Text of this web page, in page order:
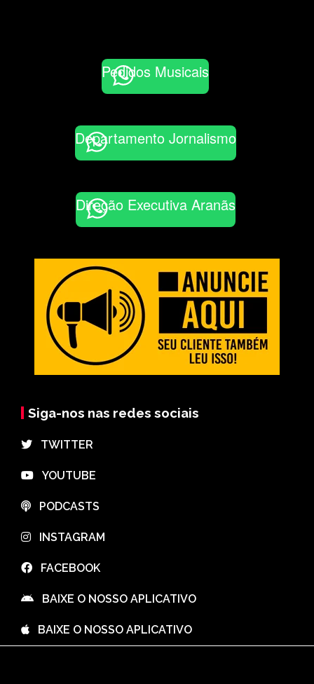
Pedidos Musicais
Departamento Jornalismo
Direção Executiva Aranãs
Siga-nos nas redes sociais
⠀TWITTER
⠀YOUTUBE
⠀PODCASTS
⠀INSTAGRAM
⠀FACEBOOK
⠀BAIXE O NOSSO APLICATIVO
⠀BAIXE O NOSSO APLICATIVO